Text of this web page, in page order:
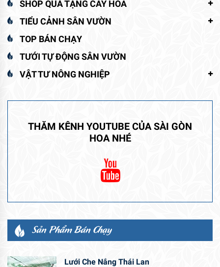
SHOP QUÀ TẶNG CÂY HOA
TIỂU CẢNH SÂN VƯỜN
TOP BÁN CHẠY
TƯỚI TỰ ĐỘNG SÂN VƯỜN
VẬT TƯ NÔNG NGHIỆP
THĂM KÊNH YOUTUBE CỦA SÀI GÒN
HOA NHÉ
Sản Phẩm Bán Chạy
Lưới Che Nắng Thái Lan